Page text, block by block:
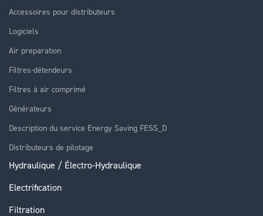
Accessoires pour distributeurs
Logiciels
Air preparation
Filtres-détendeurs
Filtres à air comprimé
Générateurs
Description du service Energy Saving FESS_D
Distributeurs de pilotage
Hydraulique / Électro-Hydraulique
Electrification
Filtration